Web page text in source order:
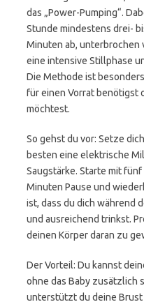
das „Power-Pumping“.
Stunde mindestens drei-
Minuten ab, unterbrochen
eine intensive Stillphase
Die Methode ist
für einen Vorrat benötigst
möchtest.
So gehst du vor: Setze
besten eine elektrische
Saugstärke. Starte mit
Minuten Pause und
ist, dass du dich während
und ausreichend trinkst.
deinen Körper daran zu
Der Vorteil: Du kannst
ohne das Baby zusätzlich
unterstützt du deine Brust